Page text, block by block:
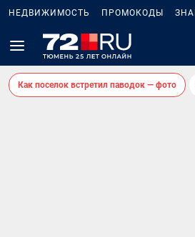
НЕДВИЖИМОСТЬ ПРОМОКОДЫ
Как поселок встретил паводок — фото